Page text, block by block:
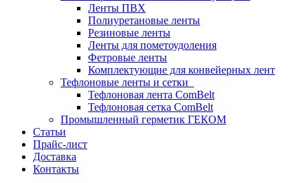
Ленты ПВХ
Полиуретановые ленты
Резиновые ленты
Ленты для пометоудоления
Фетровые ленты
Комплектующие для конвейерных лент
Тефлоновые ленты и сетки
Тефлоновая лента ComBelt
Тефлоновая сетка ComBelt
Промышленный герметик ГЕКОМ
Статьи
Прайс-лист
Доставка
Контакты